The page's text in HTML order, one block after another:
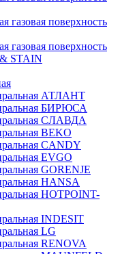
газовая поверхность
газовая поверхность
STAIN
АТЛАНТ
БИРЮСА
СЛАВДА
BEKO
CANDY
EVGO
GORENJE
HANSA
HOTPOINT-
INDESIT
LG
RENOVA